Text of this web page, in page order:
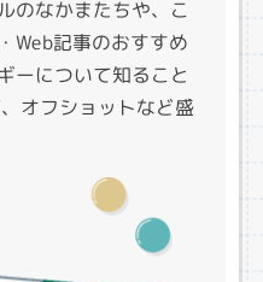
のなかまたちや、こ
Web記事のおすすめ
ーについて知ること
オフショットなど盛